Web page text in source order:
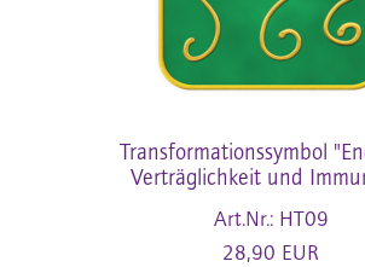
Transformationssymbol
Verträglichkeit und
Art.Nr.: HT09
28,90 EUR